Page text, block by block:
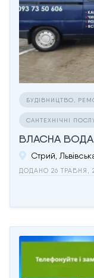
БУДІВНИЦТВО,
САНТЕХНІЧНІ
ВЛАСНА ВОДА,
Стрий,
ДОДАНО 26 ТРАВНЯ,